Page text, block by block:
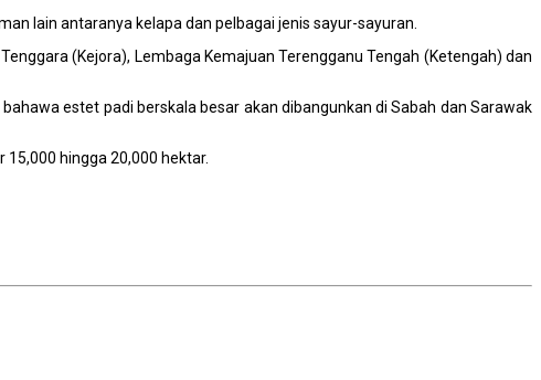
lain antaranya kelapa dan pelbagai jenis sayur-sayuran.
(Kejora), Lembaga Kemajuan Terengganu Tengah (Ketengah) dan
estet padi berskala besar akan dibangunkan di Sabah dan Sarawak
hingga 20,000 hektar.